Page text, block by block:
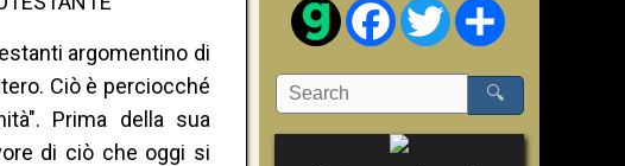
argomentino di
Ciò è perciocché
Prima della sua
di ciò che oggi si
FacebookTwitter
🔍